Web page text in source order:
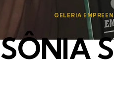
GELERIA
SÔNIA